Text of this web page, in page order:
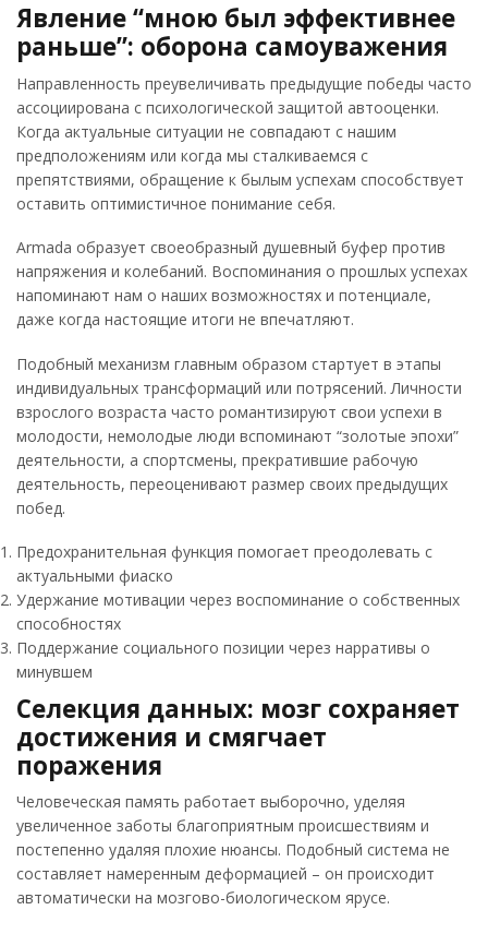
Явление “мною был эффективнее
раньше”: оборона самоуважения
Направленность преувеличивать предыдущие победы часто
ассоциирована с психологической защитой автооценки.
Когда актуальные ситуации не совпадают с нашим
предположениям или когда мы сталкиваемся с
препятствиями, обращение к былым успехам способствует
оставить оптимистичное понимание себя.
Armada образует своеобразный душевный буфер против
напряжения и колебаний. Воспоминания о прошлых успехах
напоминают нам о наших возможностях и потенциале,
даже когда настоящие итоги не впечатляют.
Подобный механизм главным образом стартует в этапы
индивидуальных трансформаций или потрясений. Личности
взрослого возраста часто романтизируют свои успехи в
молодости, немолодые люди вспоминают “золотые эпохи”
деятельности, а спортсмены, прекратившие рабочую
деятельность, переоценивают размер своих предыдущих
побед.
Предохранительная функция помогает преодолевать с
актуальными фиаско
Удержание мотивации через воспоминание о собственных
способностях
Поддержание социального позиции через нарративы о
минувшем
Селекция данных: мозг сохраняет
достижения и смягчает
поражения
Человеческая память работает выборочно, уделяя
увеличенное заботы благоприятным происшествиям и
постепенно удаляя плохие нюансы. Подобный система не
составляет намеренным деформацией – он происходит
автоматически на мозгово-биологическом ярусе.